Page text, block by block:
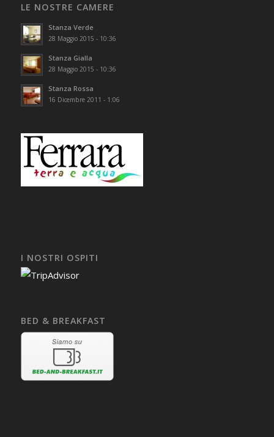
LE NOSTRE CAMERE
Stanza Verde
28 Maggio 2015 - 10:36
Stanza Gialla
28 Maggio 2015 - 10:36
Stanza Rossa
16 Dicembre 2011 - 1:06
I NOSTRI OSPITI
BED & BREAKFAST